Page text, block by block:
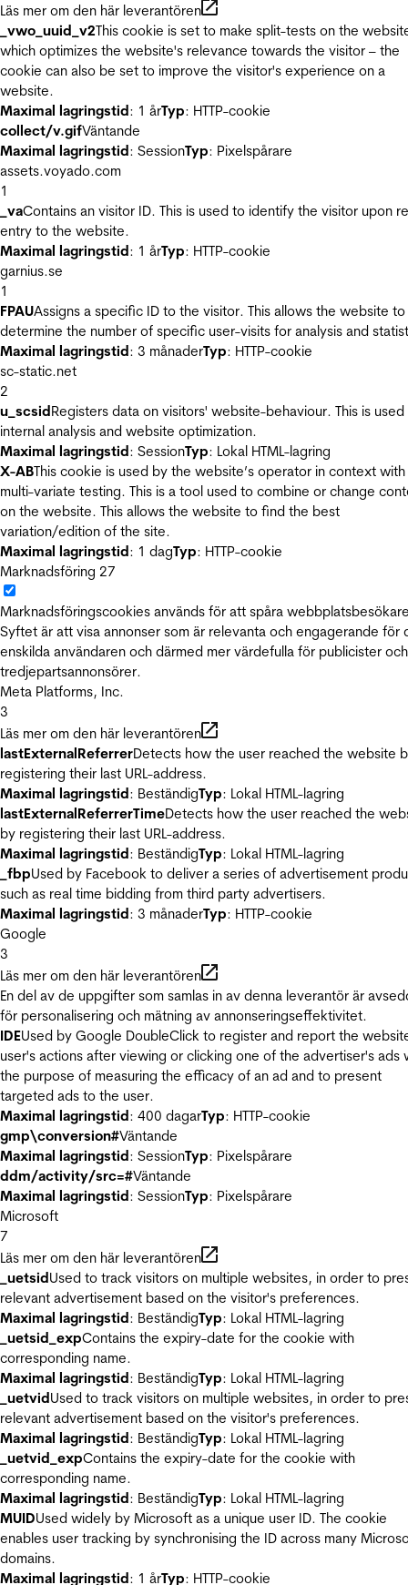
Läs mer om den här leverantören
_vwo_uuid_v2This cookie is set to make split-tests on the
which optimizes the website's relevance towards the visitor – the
cookie can also be set to improve the visitor's experience on a
website.
Maximal lagringstid: 1 årTyp: HTTP-cookie
collect/v.gifVäntande
Maximal lagringstid: SessionTyp: Pixelspårare
assets.voyado.com
1
_vaContains an visitor ID. This is used to identify the visitor upon
entry to the website.
Maximal lagringstid: 1 årTyp: HTTP-cookie
garnius.se
1
FPAUAssigns a specific ID to the visitor. This allows the website to
determine the number of specific user-visits for analysis and
Maximal lagringstid: 3 månaderTyp: HTTP-cookie
sc-static.net
2
u_scsidRegisters data on visitors' website-behaviour. This is
internal analysis and website optimization.
Maximal lagringstid: SessionTyp: Lokal HTML-lagring
X-ABThis cookie is used by the website’s operator in context with
multi-variate testing. This is a tool used to combine or change
on the website. This allows the website to find the best
variation/edition of the site.
Maximal lagringstid: 1 dagTyp: HTTP-cookie
Marknadsföring 27
Marknadsföringscookies används för att spåra
Syftet är att visa annonser som är relevanta och engagerande för
enskilda användaren och därmed mer värdefulla för publicister och
tredjepartsannonsörer.
Meta Platforms, Inc.
3
Läs mer om den här leverantören
lastExternalReferrerDetects how the user reached the website
registering their last URL-address.
Maximal lagringstid: BeständigTyp: Lokal HTML-lagring
lastExternalReferrerTimeDetects how the user reached the
by registering their last URL-address.
Maximal lagringstid: BeständigTyp: Lokal HTML-lagring
_fbpUsed by Facebook to deliver a series of advertisement
such as real time bidding from third party advertisers.
Maximal lagringstid: 3 månaderTyp: HTTP-cookie
Google
3
Läs mer om den här leverantören
En del av de uppgifter som samlas in av denna leverantör är
för personalisering och mätning av annonseringseffektivitet.
IDEUsed by Google DoubleClick to register and report the
user's actions after viewing or clicking one of the advertiser's ads
the purpose of measuring the efficacy of an ad and to present
targeted ads to the user.
Maximal lagringstid: 400 dagarTyp: HTTP-cookie
gmp\conversion#Väntande
Maximal lagringstid: SessionTyp: Pixelspårare
ddm/activity/src=#Väntande
Maximal lagringstid: SessionTyp: Pixelspårare
Microsoft
7
Läs mer om den här leverantören
_uetsidUsed to track visitors on multiple websites, in order to
relevant advertisement based on the visitor's preferences.
Maximal lagringstid: BeständigTyp: Lokal HTML-lagring
_uetsid_expContains the expiry-date for the cookie with
corresponding name.
Maximal lagringstid: BeständigTyp: Lokal HTML-lagring
_uetvidUsed to track visitors on multiple websites, in order to
relevant advertisement based on the visitor's preferences.
Maximal lagringstid: BeständigTyp: Lokal HTML-lagring
_uetvid_expContains the expiry-date for the cookie with
corresponding name.
Maximal lagringstid: BeständigTyp: Lokal HTML-lagring
MUIDUsed widely by Microsoft as a unique user ID. The cookie
enables user tracking by synchronising the ID across many
domains.
Maximal lagringstid: 1 årTyp: HTTP-cookie